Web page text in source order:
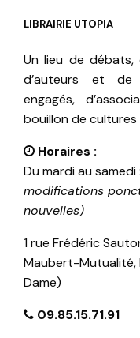
LIBRAIRIE UTOPIA
Un lieu de
d’auteurs et de
engagés,
bouillon de cultures
Horaires :
Du mardi au samedi
modifications
nouvelles)
1 rue Frédéric
Maubert-Mutualité,
Dame)
09.85.15.71.91